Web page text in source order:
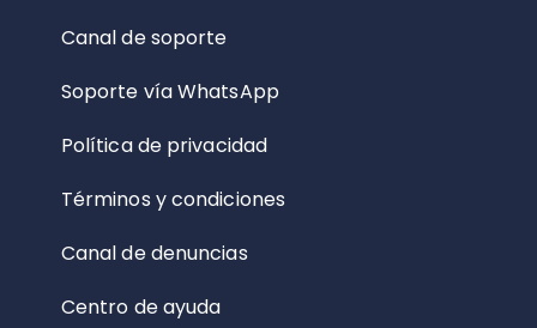
Canal de soporte
Soporte vía WhatsApp
Política de privacidad
Términos y condiciones
Canal de denuncias
Centro de ayuda